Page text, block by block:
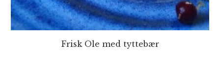
Frisk Ole med tyttebær